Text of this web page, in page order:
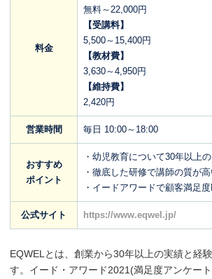
料金
無料～22,000円
【受講料】
5,500～15,400円
【教材費】
3,630～4,950円
【維持費】
2,420円
営業時間 毎日 10:00～18:00
おすすめ
ポイント
・幼児教育について30年以上
・徹底した研修で講師の質が
・イードアワードで顧客満足
公式サイト https://www.eqwel.jp/
EQWELとは、創業から30年以上の実績と経
す。イード・アワード2021(満足度アンケート